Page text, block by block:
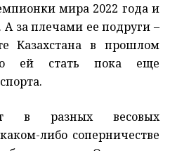
мира 2022 года и
А за плечами ее подруги –
Казахстана в прошлом
ей стать пока еще
в разных весовых
либо соперничестве